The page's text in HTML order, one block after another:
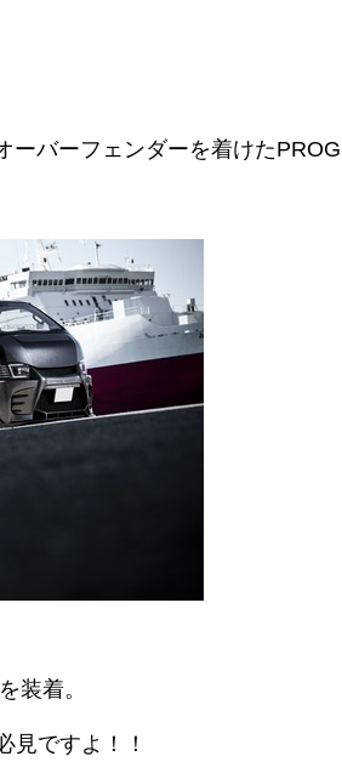
ーバーフェンダーを着けた
装着。
見ですよ！！